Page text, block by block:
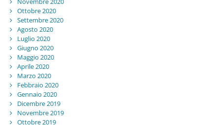
Ottobre 2020
Settembre 2020
Agosto 2020
Luglio 2020
Giugno 2020
Maggio 2020
Aprile 2020
Marzo 2020
Febbraio 2020
Gennaio 2020
Dicembre 2019
Novembre 2019
Ottobre 2019